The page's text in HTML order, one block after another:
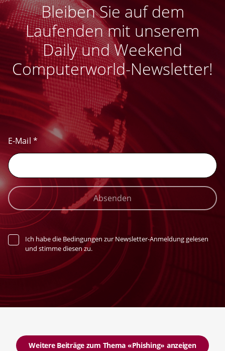
Bleiben Sie auf dem
Laufenden mit unserem
Daily und Weekend
Computerworld-Newsletter!
E-Mail *
Absenden
Ich habe die Bedingungen zur Newsletter-Anmeldung gelesen
und stimme diesen zu.
Weitere Beiträge zum Thema «Phishing» anzeigen